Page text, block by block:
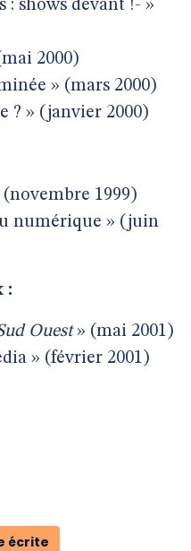
: shows devant !- »
2000)
» (mars 2000)
? » (janvier 2000)
(novembre 1999)
numérique » (juin
:
Ouest» (mai 2001)
» (février 2001)
écrite